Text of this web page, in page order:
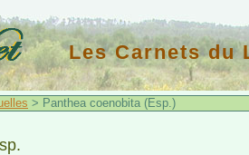
Les Carnets du
> Panthea coenobita (Esp.)